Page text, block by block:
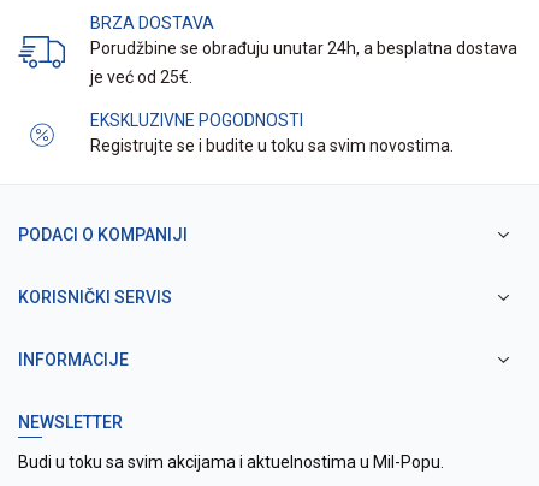
BRZA DOSTAVA
Porudžbine se obrađuju unutar 24h, a besplatna dostava
je već od 25€.
EKSKLUZIVNE POGODNOSTI
Registrujte se i budite u toku sa svim novostima.
PODACI O KOMPANIJI
KORISNIČKI SERVIS
INFORMACIJE
NEWSLETTER
Budi u toku sa svim akcijama i aktuelnostima u Mil-Popu.